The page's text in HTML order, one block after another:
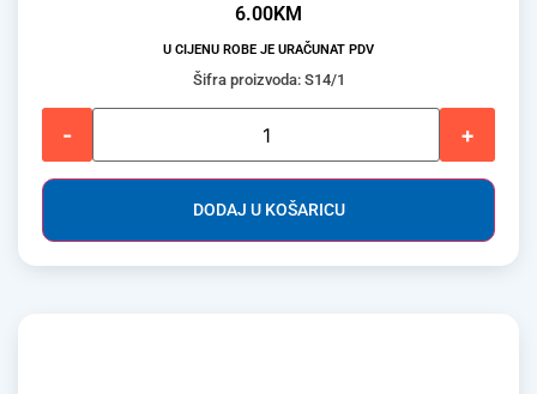
6.00KM
U CIJENU ROBE JE URAČUNAT PDV
Šifra proizvoda: S14/1
- +
DODAJ U KOŠARICU